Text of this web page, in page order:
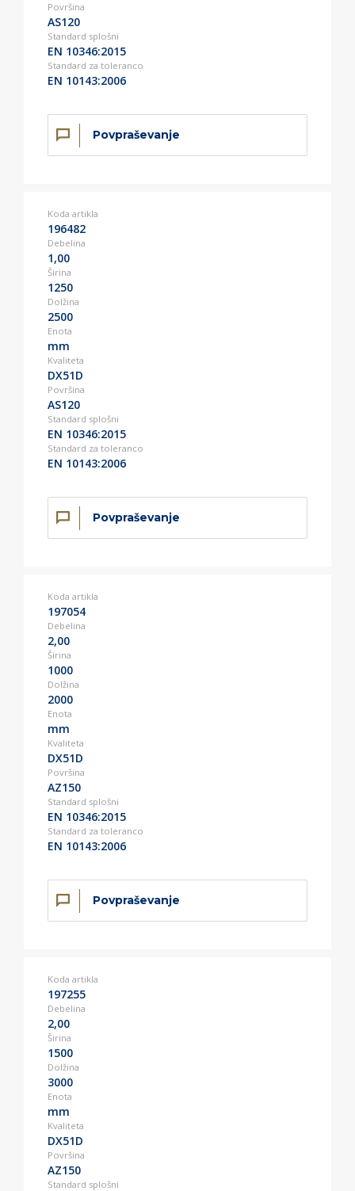
Površina
AS120
Standard splošni
EN 10346:2015
Standard za toleranco
EN 10143:2006
Povpraševanje
Koda artikla
196482
Debelina
1,00
Širina
1250
Dolžina
2500
Enota
mm
Kvaliteta
DX51D
Površina
AS120
Standard splošni
EN 10346:2015
Standard za toleranco
EN 10143:2006
Povpraševanje
Koda artikla
197054
Debelina
2,00
Širina
1000
Dolžina
2000
Enota
mm
Kvaliteta
DX51D
Površina
AZ150
Standard splošni
EN 10346:2015
Standard za toleranco
EN 10143:2006
Povpraševanje
Koda artikla
197255
Debelina
2,00
Širina
1500
Dolžina
3000
Enota
mm
Kvaliteta
DX51D
Površina
AZ150
Standard splošni